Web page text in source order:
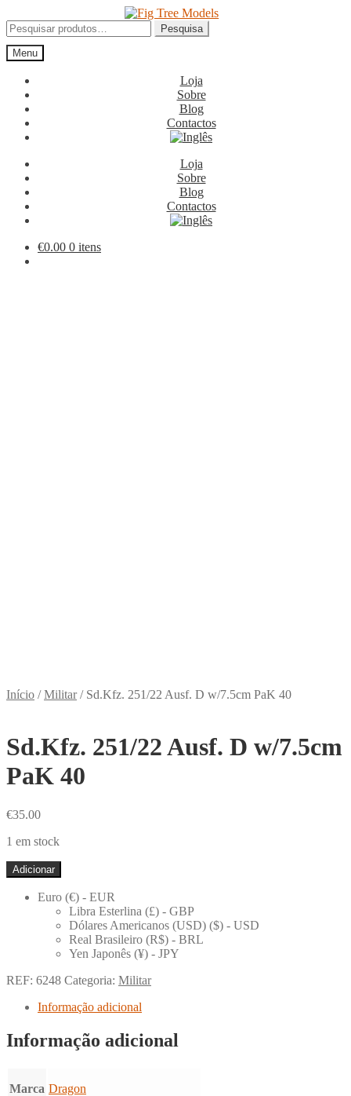
para
a
navegação
para
o
conteúdo
Pesquisar
por:
Pesquisa
Menu
Loja
Sobre
Blog
Contactos
Loja
Sobre
Blog
Contactos
€0.00 0 itens
Início /Militar/ Sd.Kfz. 251/22 Ausf. D w/7.5cm PaK 40
Sd.Kfz. 251/22 Ausf. D w/7.5cm
PaK 40
€35.00
1 em stock
Quantidade
de
Sd.Kfz.
40
Adicionar
Euro (€) - EUR
Libra Esterlina (£) - GBP
Dólares Americanos (USD) ($) - USD
Real Brasileiro (R$) - BRL
Yen Japonês (¥) - JPY
REF: 6248 Categoria: Militar
Informação adicional
Informação adicional
Marca Dragon